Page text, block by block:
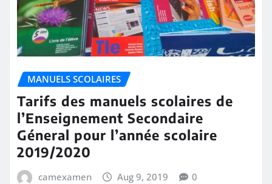
MANUELS SCOLAIRES
Tarifs des manuels scolaires de
l’Enseignement Secondaire
Géneral pour l’année scolaire
2019/2020
camexamen Aug 9, 2019 0